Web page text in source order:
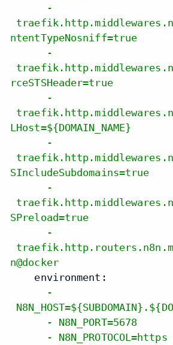
-
ntentTypeNosniff=true
-
rceSTSHeader=true
-
LHost=${DOMAIN_NAME}
-
SIncludeSubdomains=true
-
SPreload=true
-
n@docker
environment:
-
-
N8N_PORT=5678
-
N8N_PROTOCOL=https